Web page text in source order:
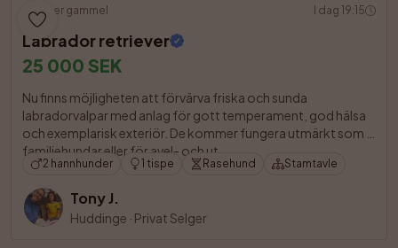
7 uker gammel I dag 19:15
Labrador retriever
25 000 SEK
Nu finns möjligheten att förvärva friska och sunda
labradorvalpar med anlag för gott temperament, god hälsa
och exemplarisk exteriör. De kommer fungera utmärkt som
familjehundar eller för avel- och ut
2 hannhunder 1 tispe Rasehund Stamtavle
Tony J.
Huddinge · Privat Selger